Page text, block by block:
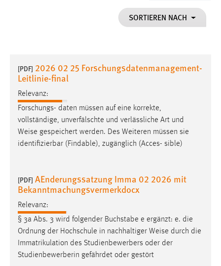
SORTIEREN NACH
[PDF] 2026 02 25 Forschungsdatenmanagement-
Leitlinie-final
Relevanz:
Forschungs- daten müssen auf eine korrekte,
vollständige, unverfälschte und verlässliche Art und
Weise gespeichert werden. Des Weiteren müssen sie
identifizierbar (Findable), zugänglich (Acces- sible)
[PDF] AEnderungssatzung Imma 02 2026 mit
Bekanntmachungsvermerkdocx
Relevanz:
§ 3a Abs. 3 wird folgender Buchstabe e ergänzt: e. die
Ordnung der Hochschule in nachhaltiger Weise durch die
Immatrikulation des Studienbewerbers oder der
Studienbewerberin gefährdet oder gestört
Performance
Name:
staticfilecache
Zweck:
Für performante Seitenauslieferung wird in diesem Cookie
gespeichert, ob man eingeloggt ist.
Name:
site-language-preference
Zweck:
Das Cookie speichert die gewählte Sprache der Website.
Cookie Laufzeit: